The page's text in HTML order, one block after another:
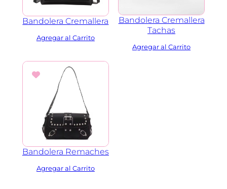
Bandolera Cremallera
Bandolera Cremallera
Tachas
Bandolera Remaches